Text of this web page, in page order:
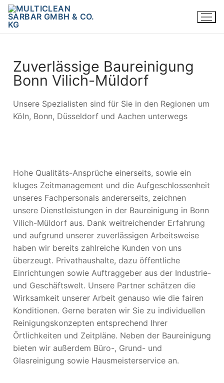
Zuverlässige Baureinigung
Bonn Vilich-Müldorf
Unsere Spezialisten sind für Sie in den Regionen um
Köln, Bonn, Düsseldorf und Aachen unterwegs
Hohe Qualitäts-Ansprüche einerseits, sowie ein
kluges Zeitmanagement und die Aufgeschlossenheit
unseres Fachpersonals andererseits, zeichnen
unsere Dienstleistungen in der Baureinigung in Bonn
Vilich-Müldorf aus. Dank weitreichender Erfahrung
und aufgrund unserer zuverlässigen Arbeitsweise
haben wir bereits zahlreiche Kunden von uns
überzeugt. Privathaushalte, dazu öffentliche
Einrichtungen sowie Auftraggeber aus der Industrie-
und Geschäftswelt. Unsere Partner schätzen die
Wirksamkeit unserer Arbeit genauso wie die fairen
Konditionen. Gerne beraten wir Sie zu individuellen
Reinigungskonzepten entsprechend Ihrer
Örtlichkeiten und Zeitpläne. Neben der Baureinigung
bieten wir außerdem Büro-, Grund- und
Glasreinigung sowie Hausmeisterservice an.